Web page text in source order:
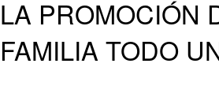
LA PROMOCIÓN
FAMILIA TODO